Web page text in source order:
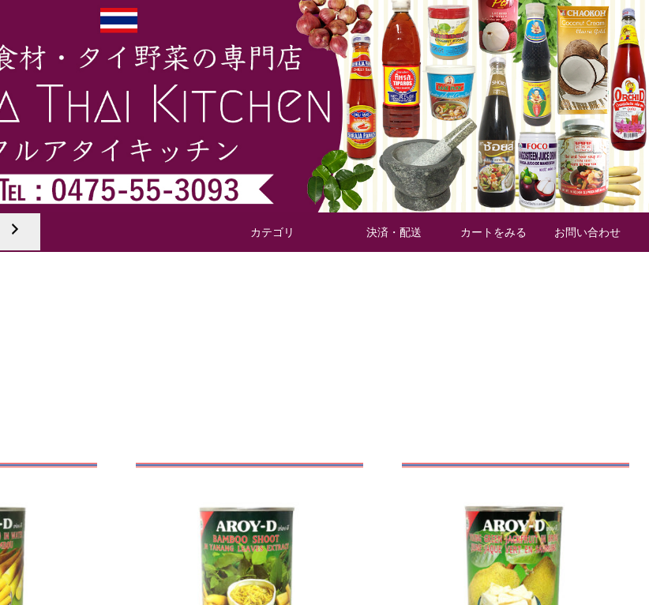
カテゴリ
レーペースト タイのペースト タイのパウダー タイ食材の缶詰 タイ加工食材 タイスパイス フルーツ缶詰
決済・配送 カートをみる お問い合わせ